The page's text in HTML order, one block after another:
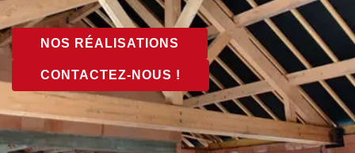
NOS RÉALISATIONS
CONTACTEZ-NOUS !